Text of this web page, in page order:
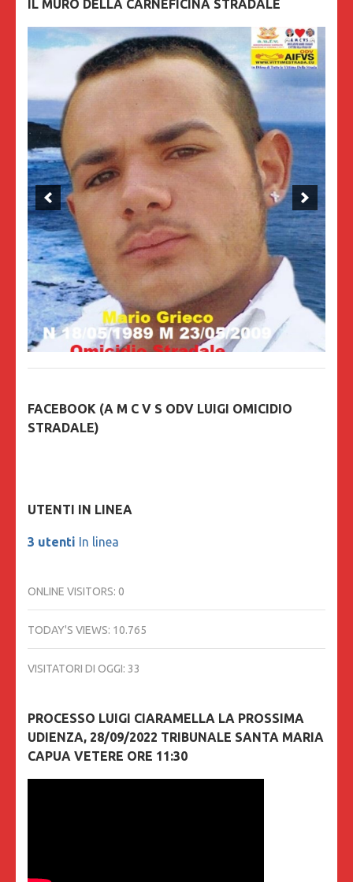
IL MURO DELLA CARNEFICINA STRADALE
FACEBOOK (A M C V S ODV LUIGI OMICIDIO
STRADALE)
UTENTI IN LINEA
3 utenti In linea
ONLINE VISITORS: 0
TODAY'S VIEWS: 10.765
VISITATORI DI OGGI: 33
PROCESSO LUIGI CIARAMELLA LA PROSSIMA
UDIENZA, 28/09/2022 TRIBUNALE SANTA MARIA
CAPUA VETERE ORE 11:30